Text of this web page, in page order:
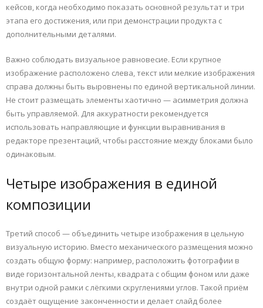
кейсов, когда необходимо показать основной результат и три
этапа его достижения, или при демонстрации продукта с
дополнительными деталями.
Важно соблюдать визуальное равновесие. Если крупное
изображение расположено слева, текст или мелкие изображения
справа должны быть выровнены по единой вертикальной линии.
Не стоит размещать элементы хаотично — асимметрия должна
быть управляемой. Для аккуратности рекомендуется
использовать направляющие и функции выравнивания в
редакторе презентаций, чтобы расстояние между блоками было
одинаковым.
Четыре изображения в единой
композиции
Третий способ — объединить четыре изображения в цельную
визуальную историю. Вместо механического размещения можно
создать общую форму: например, расположить фотографии в
виде горизонтальной ленты, квадрата с общим фоном или даже
внутри одной рамки с лёгкими скруглениями углов. Такой приём
создаёт ощущение законченности и делает слайд более